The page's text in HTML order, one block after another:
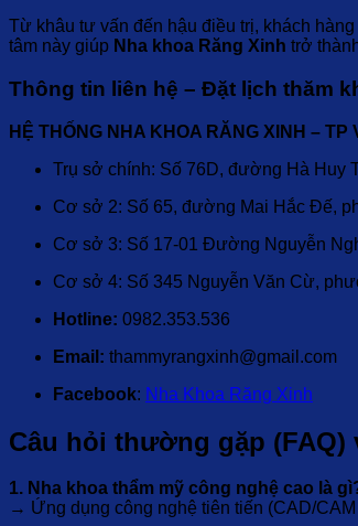
Từ khâu tư vấn đến hậu điều trị, khách
tâm này giúp Nha khoa Răng Xinh trở
Thông tin liên hệ – Đặt lịch thăm
HỆ THỐNG NHA KHOA RĂNG XINH – TP
Trụ sở chính: Số 76D, đường Hà Huy
Cơ sở 2: Số 65, đường Mai Hắc Đế,
Cơ sở 3: Số 17-01 Đường Nguyễn
Cơ sở 4: Số 345 Nguyễn Văn Cừ,
Hotline: 0982.353.536
Email: thammyrangxinh@gmail.com
Facebook: Nha Khoa Răng Xinh
Câu hỏi thường gặp (FAQ)
1. Nha khoa thẩm mỹ công nghệ cao là
→ Ứng dụng công nghệ tiên tiến (CAD/